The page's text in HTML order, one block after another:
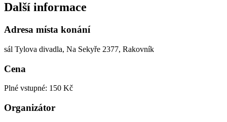
Další informace
Adresa místa konání
sál Tylova divadla, Na Sekyře 2377, Rakovník
Cena
Plné vstupné: 150 Kč
Organizátor